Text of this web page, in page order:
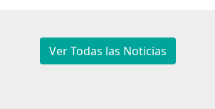
Ver Todas las Noticias